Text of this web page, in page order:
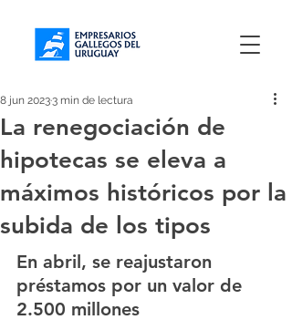
La renegociación de
hipotecas se eleva a
máximos históricos por la
subida de los tipos
8 jun 20233 min de lectura
En abril, se reajustaron
préstamos por un valor de
2.500 millones